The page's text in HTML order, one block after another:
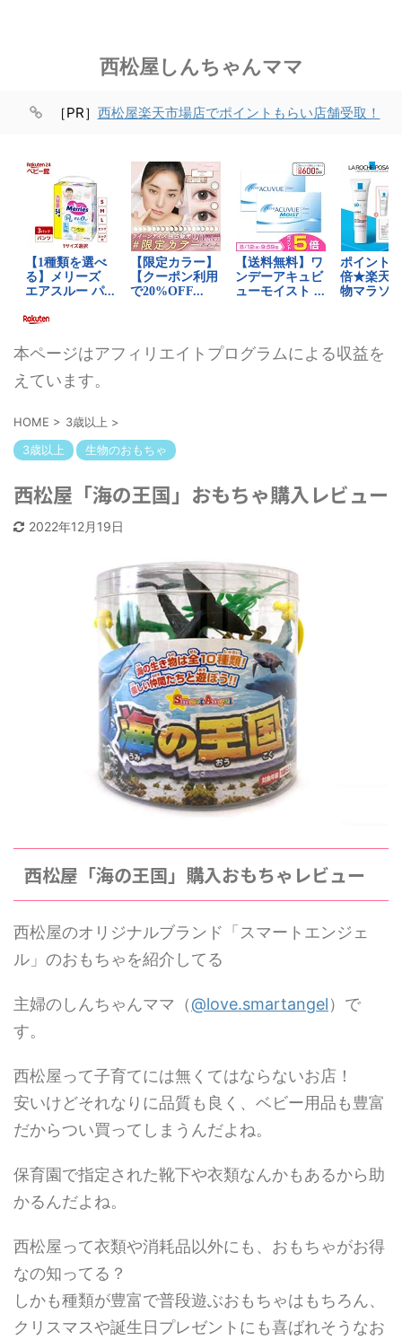
西松屋しんちゃんママ
［PR］ 西松屋楽天市場店でポイントもらい店舗受取！
本ページはアフィリエイトプログラムによる収益を
えています。
HOME > 3歳以上 >
3歳以上
生物のおもちゃ
西松屋「海の王国」おもちゃ購入レビュー
2022年12月19日
西松屋「海の王国」購入おもちゃレビュー
西松屋のオリジナルブランド「スマートエンジェ
ル」のおもちゃを紹介してる
主婦のしんちゃんママ（@love.smartangel）で
す。
西松屋って子育てには無くてはならないお店！
安いけどそれなりに品質も良く、ベビー用品も豊富
だからつい買ってしまうんだよね。
保育園で指定された靴下や衣類なんかもあるから助
かるんだよね。
西松屋って衣類や消耗品以外にも、おもちゃがお得
なの知ってる？
しかも種類が豊富で普段遊ぶおもちゃはもちろん、
クリスマスや誕生日プレゼントにも喜ばれそうなお